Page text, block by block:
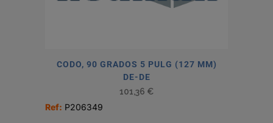
CODO, 90 GRADOS 5 PULG (127 MM)
DE-DE
101,36 €
Ref: P206349